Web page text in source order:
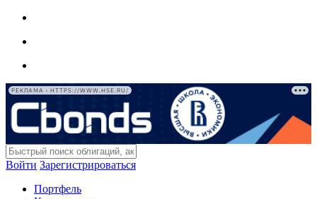
РЕКЛАМА • HTTPS://WWW.HSE.RU/
Войти Зарегистрироваться
Портфель